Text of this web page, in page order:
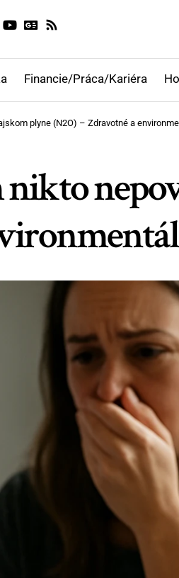
Financie/Práca/Kariéra
plyne (N2O) – Zdravotné a